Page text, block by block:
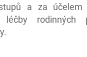
a za účelem
rodinných